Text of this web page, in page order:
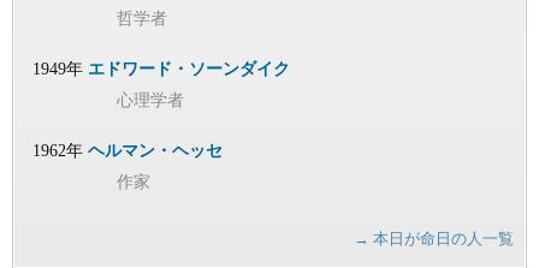
哲学者
1949年 エドワード・ソーンダイク
心理学者
1962年 ヘルマン・ヘッセ
作家
→ 本日が命日の人一覧